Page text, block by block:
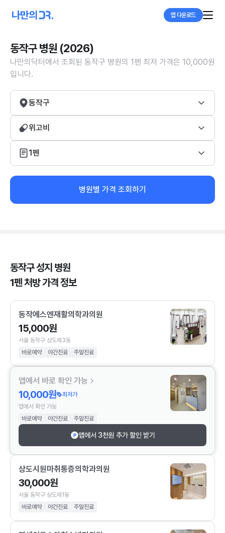
앱 다운로드
동작구 병원 (2026)
나만의닥터에서 조회된 동작구 병원의 1펜 최저 가격은 10,000원
입니다.
동작구
위고비
1펜
병원별 가격 조회하기
동작구 성지 병원
1펜 처방 가격 정보
동작에스엔재활의학과의원
15,000원
서울 동작구 상도제3동
바로예약
야간진료 주말진료
앱에서 바로 확인 가능
10,000원
최저가
앱에서 확인 가능
바로예약
야간진료 주말진료
앱에서 3천원 추가 할인 받기
상도시원마취통증의학과의원
30,000원
서울 동작구 상도제1동
바로예약
야간진료 주말진료